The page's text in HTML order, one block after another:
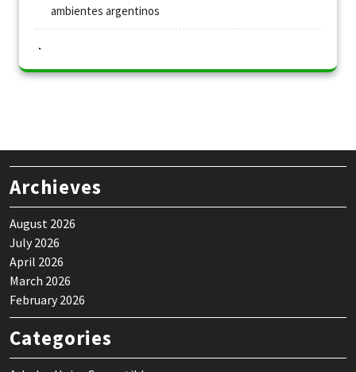
ambientes argentinos
Archieves
August 2026
July 2026
April 2026
March 2026
February 2026
Categories